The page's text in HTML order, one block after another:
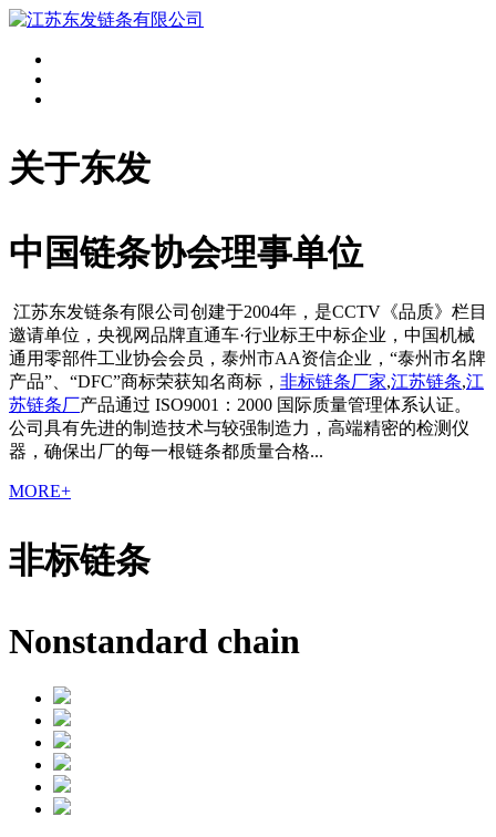
关于东发
中国链条协会理事单位
江苏东发链条有限公司创建于2004年，是CCTV《品质》栏目
邀请单位，央视网品牌直通车·行业标王中标企业，中国机械
通用零部件工业协会会员，泰州市AA资信企业，“泰州市名牌
产品”、“DFC”商标荣获知名商标， 非标链条厂家,江苏链条,江
苏链条厂产品通过 ISO9001：2000 国际质量管理体系认证。
公司具有先进的制造技术与较强制造力，高端精密的检测仪
器，确保出厂的每一根链条都质量合格...
MORE+
非标链条
Nonstandard chain